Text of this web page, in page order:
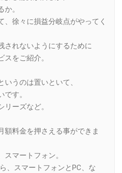
。
、徐々に損益分岐点がやってく
されないようにするために
をご紹介。
うのは置いといて、
す。
ーズなど。
額料金を押さえる事ができま
マートフォン。
、スマートフォンとPC、な